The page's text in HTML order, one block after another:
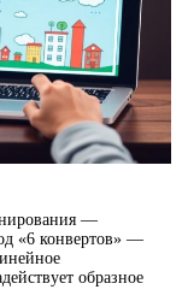
—
«6 конвертов» —
образное